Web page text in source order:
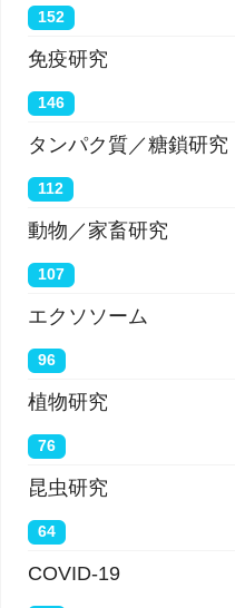
152
免疫研究
146
タンパク質／糖鎖研究
112
動物／家畜研究
107
エクソソーム
96
植物研究
76
昆虫研究
64
COVID-19